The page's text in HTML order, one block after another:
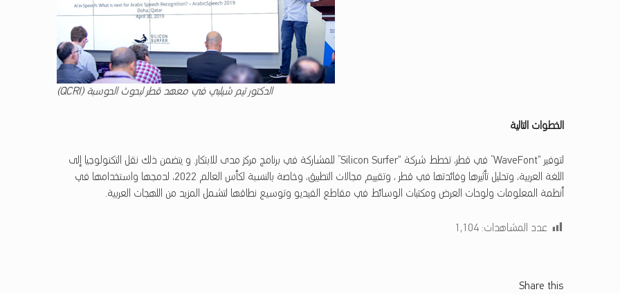
الدكتور تيم شيلبي في معهد قطر لبحوث الحوسبة (QCRI)
الخطوات التالية
لتوفير “WaveFont” في قطر، تخطط شركة “Silicon Surfer” للمشاركة في برنامج مركز مدى للابتكار. و يتضمن ذلك نقل التكنولوجيا إلى
اللغة العربية، وتحليل تأثيرها وفائدتها في قطر ، وتقييم مجالات التطبيق، وخاصة بالنسبة لكأس العالم 2022، لدمجها واستخدامها في
أنظمة المعلومات ولوحات العرض ومكتبات الوسائط في مقاطع الفيديو وتوسيع نطاقها لتشمل المزيد من اللهجات العربية.
عدد المشاهدات: 1٬104
Share this